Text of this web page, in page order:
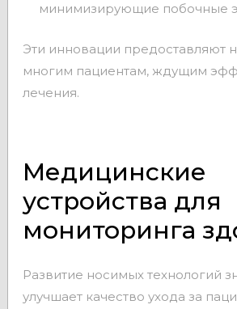
минимизирующие побочные
Эти инновации предоставляют
многим пациентам, ждущим
лечения.
Медицинские
устройства для
мониторинга
Развитие носимых технологий
улучшает качество ухода за